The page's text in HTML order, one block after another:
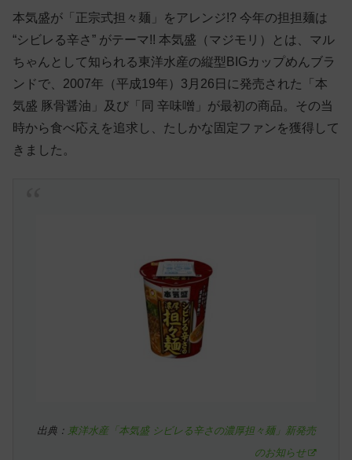
本気盛が「正宗式担々麺」をアレンジ!? 今年の担担麺は
“シビレる辛さ” がテーマ!! 本気盛（マジモリ）とは、マル
ちゃんとして知られる東洋水産の縦型BIGカップめんブラ
ンドで、2007年（平成19年）3月26日に発売された「本
気盛 豚骨醤油」及び「同 辛味噌」が最初の商品。その当
時から食べ応えを追求し、たしかな固定ファンを獲得して
きました。
出典： 東洋水産「本気盛 シビレる辛さの濃厚担々麺」新発売
のお知らせ